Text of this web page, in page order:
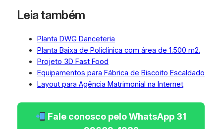
Leia também
Planta DWG Danceteria
Planta Baixa de Policlínica com área de 1.500 m2.
Projeto 3D Fast Food
Equipamentos para Fábrica de Biscoito Escaldado
Layout para Agência Matrimonial na Internet
Fale conosco pelo WhatsApp 31